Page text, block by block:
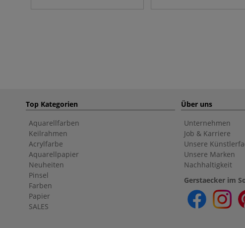
Top Kategorien
Aquarellfarben
Keilrahmen
Acrylfarbe
Aquarellpapier
Neuheiten
Pinsel
Farben
Papier
SALES
Über uns
Unternehmen
Job & Karriere
Unsere
Unsere Marken
Nachhaltigkeit
Gerstaecker im